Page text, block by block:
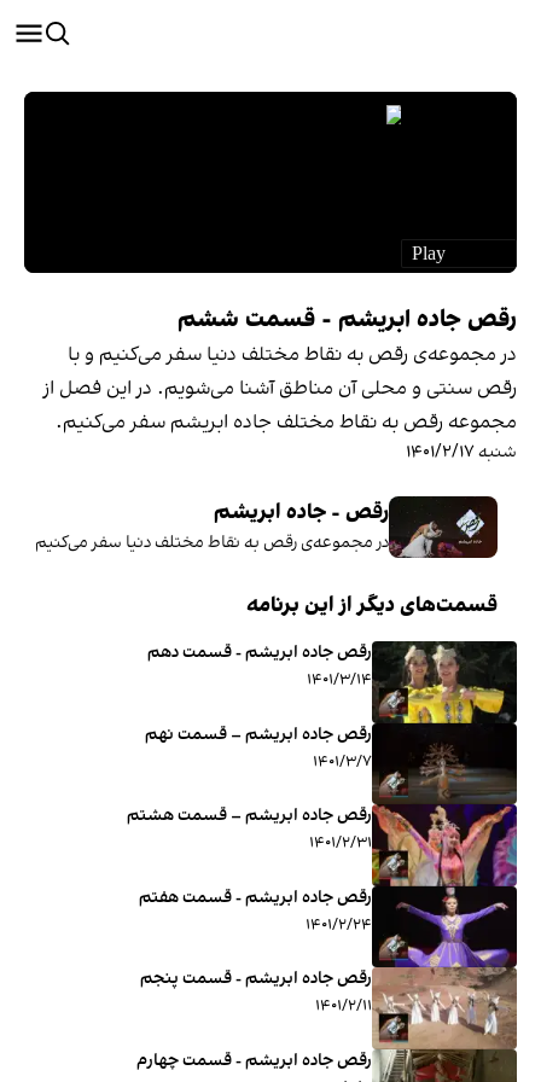
رقص جاده ابریشم - قسمت ششم
در مجموعه‌ی رقص به نقاط مختلف دنیا سفر می‌کنیم و با
رقص سنتی و محلی آن مناطق آشنا می‌شویم. در این فصل از
مجموعه رقص به نقاط مختلف جاده ابریشم سفر می‌کنیم.
شنبه ۱۴۰۱/۲/۱۷
رقص - جاده ابریشم
در مجموعه‌ی رقص به نقاط مختلف دنیا سفر می‌کنیم و
قسمت‌های دیگر از این برنامه
رقص جاده ابریشم - قسمت دهم
۱۴۰۱/۳/۱۴
رقص جاده ابریشم – قسمت نهم
۱۴۰۱/۳/۷
رقص جاده ابریشم – قسمت هشتم
۱۴۰۱/۲/۳۱
رقص جاده ابریشم - قسمت هفتم
۱۴۰۱/۲/۲۴
رقص جاده ابریشم - قسمت پنجم
۱۴۰۱/۲/۱۱
رقص جاده ابریشم - قسمت چهارم